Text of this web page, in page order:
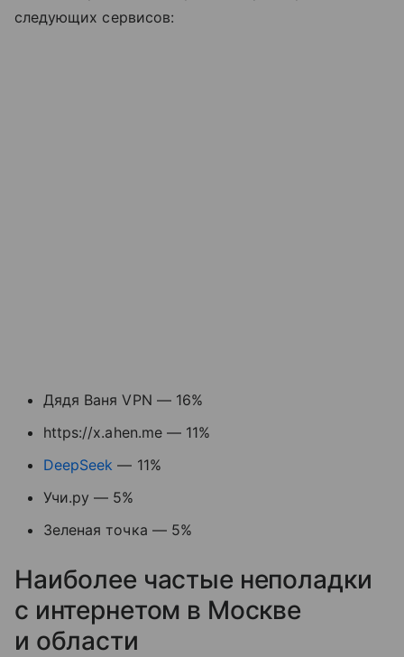
следующих сервисов:
Дядя Ваня VPN — 16%
https://x.ahen.me — 11%
DeepSeek — 11%
Учи.ру — 5%
Зеленая точка — 5%
Наиболее частые неполадки
с интернетом в Москве
и области